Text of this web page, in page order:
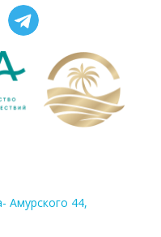
Амурского 44,